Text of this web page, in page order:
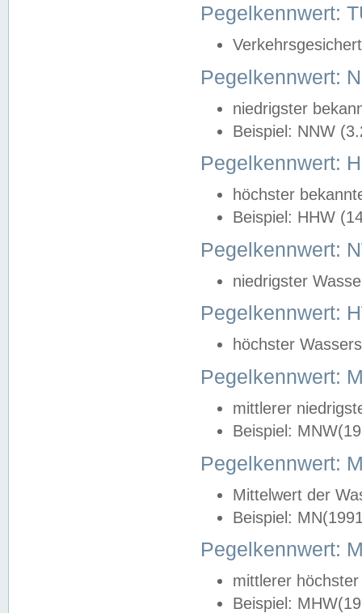
Pegelkennwert:
Pegelkennwert:
niedrigster
Beispiel: NNW
Pegelkennwert:
höchster
Beispiel: HHW
Pegelkennwert:
niedrigster
Pegelkennwert:
höchster
Pegelkennwert:
mittlerer
Beispiel:
Pegelkennwert:
Mittelwert der
Beispiel:
Pegelkennwert:
mittlerer
Beispiel: